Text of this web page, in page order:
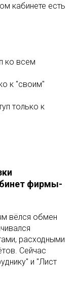
кабинете есть
ко всем
к "своим"
только к
фирмы-
вёлся обмен
расходными
Сейчас
и "Лист